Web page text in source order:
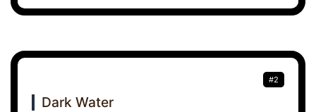
#2
Dark Water